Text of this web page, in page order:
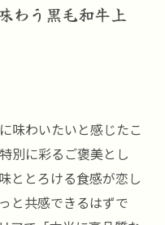
わう黒毛和牛上
味わいたいと感じたこ
別に彩るご褒美とし
ととろける食感が恋し
と共感できるはずで